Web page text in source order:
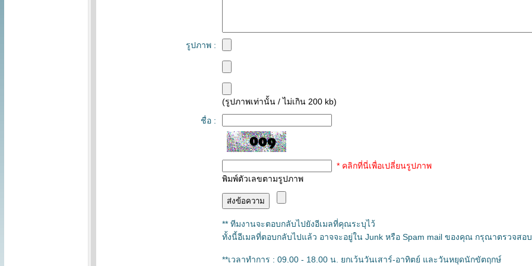
รูปภาพ :
(รูปภาพเท่านั้น / ไม่เกิน 200 kb)
ชื่อ :
* คลิกที่นี่เพื่อเปลี่ยนรูปภาพ
พิมพ์ตัวเลขตามรูปภาพ
** ทีมงานจะตอบกลับไปยังอีเมลที่คุณระบุไว้
ทั้งนี้อีเมลที่ตอบกลับไปแล้ว อาจจะอยู่ใน Junk หรือ Spam mail ของคุณ กรุณาตรวจสอ
**เวลาทำการ : 09.00 - 18.00 น. ยกเว้นวันเสาร์-อาทิตย์ และวันหยุดนักขัตฤกษ์